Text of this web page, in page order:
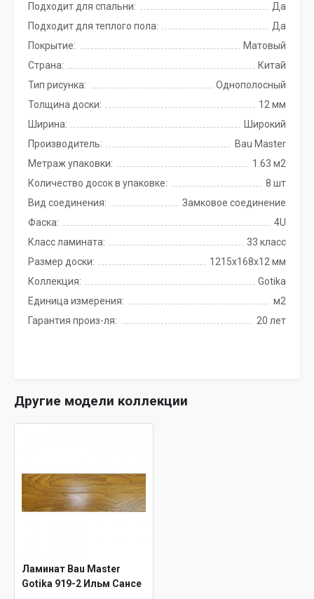
Подходит для спальни:
Да
Подходит для теплого пола:
Да
Покрытие:
Матовый
Страна:
Китай
Тип рисунка:
Однополосный
Толщина доски:
12 мм
Ширина:
Широкий
Производитель:
Bau Master
Метраж упаковки:
1.63 м2
Количество досок в упаковке:
8 шт
Вид соединения:
Замковое соединение
Фаска:
4U
Класс ламината:
33 класс
Размер доски:
1215х168х12 мм
Коллекция:
Gotika
Единица измерения:
м2
Гарантия произ-ля:
20 лет
Другие модели коллекции
Ламинат Bau Master
Gotika 919-2 Ильм Сансе